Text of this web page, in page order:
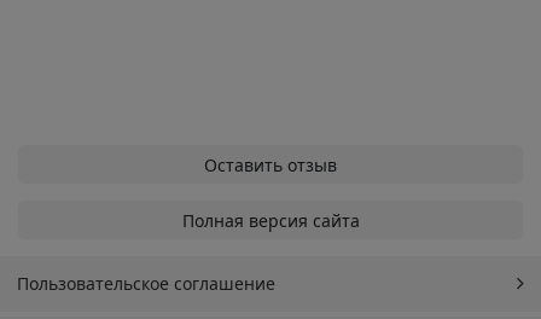
Оставить отзыв
Полная версия сайта
Пользовательское соглашение